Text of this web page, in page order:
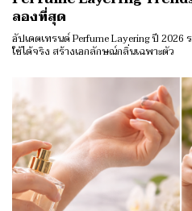
ลองที่สุด
อัปเดตเทรนด์ Perfume Layering ปี
ใช้ได้จริง สร้างเอกลักษณ์กลิ่นเฉพาะตัว